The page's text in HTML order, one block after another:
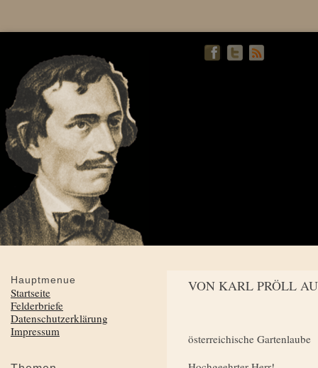
VON KARL PRÖLL
österreichische Gartenlaube
Hauptmenue
Startseite
Felderbriefe
Datenschutzerklärung
Impressum